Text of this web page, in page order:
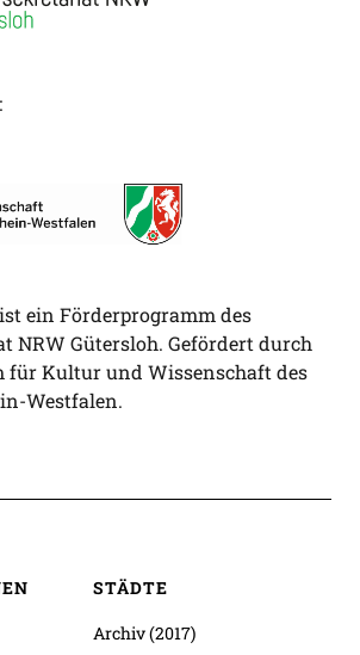
ein Förderprogramm des
NRW Gütersloh. Gefördert durch
für Kultur und Wissenschaft des
Westfalen.
STÄDTE
Archiv (2017)